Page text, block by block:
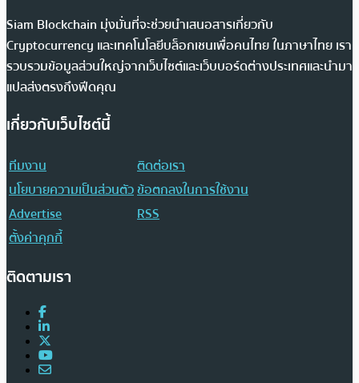
Siam Blockchain มุ่งมั่นที่จะช่วยนำเสนอสารเกี่ยวกับ
Cryptocurrency และเทคโนโลยีบล็อกเชนเพื่อคนไทย ในภาษาไทย เรา
รวบรวมข้อมูลส่วนใหญ่จากเว็บไซต์และเว็บบอร์ดต่างประเทศและนำมา
แปลส่งตรงถึงฟีดคุณ
เกี่ยวกับเว็บไซต์นี้
ทีมงาน
ติดต่อเรา
นโยบายความเป็นส่วนตัวข้อตกลงในการใช้งาน
Advertise
RSS
ตั้งค่าคุกกี้
ติดตามเรา